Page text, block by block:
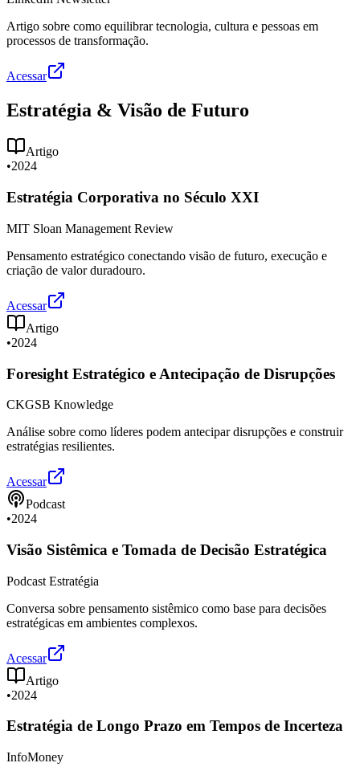
Artigo sobre como equilibrar tecnologia, cultura e pessoas em
processos de transformação.
Acessar
Estratégia & Visão de Futuro
Artigo
•2024
Estratégia Corporativa no Século XXI
MIT Sloan Management Review
Pensamento estratégico conectando visão de futuro, execução e
criação de valor duradouro.
Acessar
Artigo
•2024
Foresight Estratégico e Antecipação de Disrupções
CKGSB Knowledge
Análise sobre como líderes podem antecipar disrupções e construir
estratégias resilientes.
Acessar
Podcast
•2024
Visão Sistêmica e Tomada de Decisão Estratégica
Podcast Estratégia
Conversa sobre pensamento sistêmico como base para decisões
estratégicas em ambientes complexos.
Acessar
Artigo
•2024
Estratégia de Longo Prazo em Tempos de Incerteza
InfoMoney